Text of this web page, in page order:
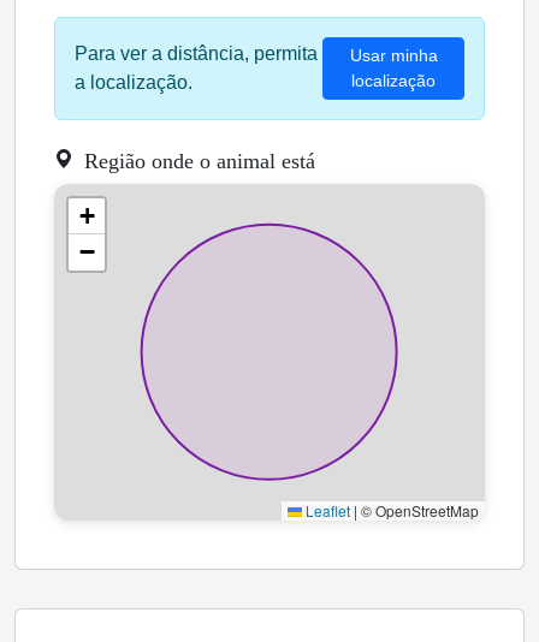
Para ver a distância, permita
a localização.
Usar minha
localização
Região onde o animal está
+
−
Leaflet | © OpenStreetMap